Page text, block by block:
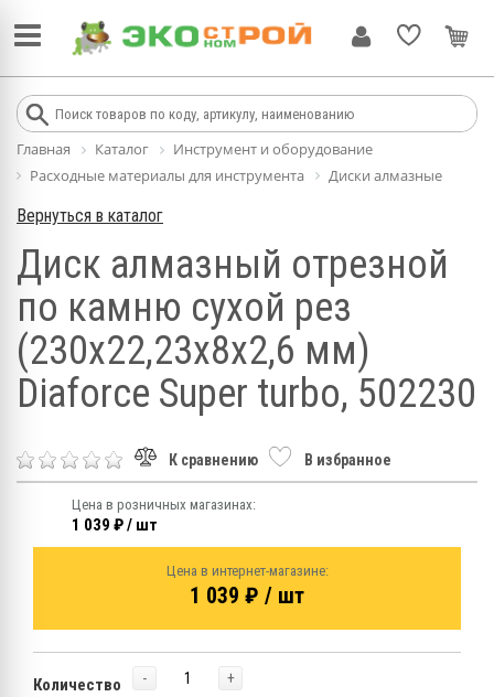
Главная Каталог
Инструмент и оборудование
Расходные материалы для инструмента
Диски алмазные
Вернуться в каталог
Диск алмазный отрезной
по камню сухой рез
(230x22,23х8х2,6 мм)
Diaforce Super turbo, 502230
К сравнению В избранное
Цена в розничных магазинах:
1 039 ₽ / шт
Цена в интернет-магазине:
1 039 ₽ / шт
Количество - +